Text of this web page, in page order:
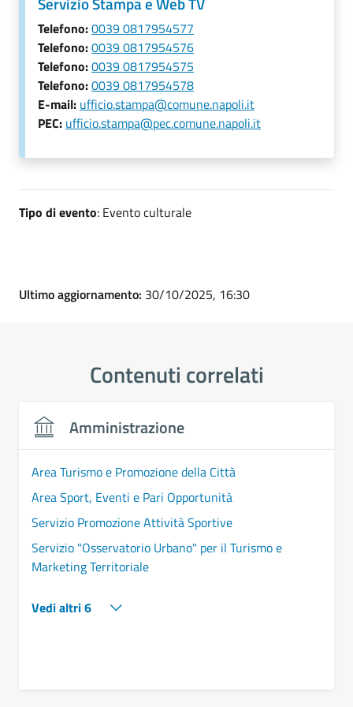
Telefono:0039 0817954577
Telefono:0039 0817954576
Telefono:0039 0817954575
Telefono:0039 0817954578
E-mail: ufficio.stampa@comune.napoli.it
PEC: ufficio.stampa@pec.comune.napoli.it
Tipo di evento: Evento culturale
Ultimo aggiornamento: 30/10/2025, 16:30
Contenuti correlati
Amministrazione
Area Turismo e Promozione della Città
Area Sport, Eventi e Pari Opportunità
Servizio Promozione Attività Sportive
Servizio "Osservatorio Urbano" per il Turismo e
Marketing Territoriale
Vedi altri 6